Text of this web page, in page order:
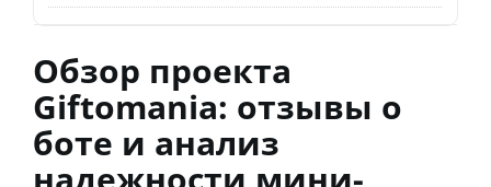
Обзор проекта
Giftomania: отзывы о
боте и анализ